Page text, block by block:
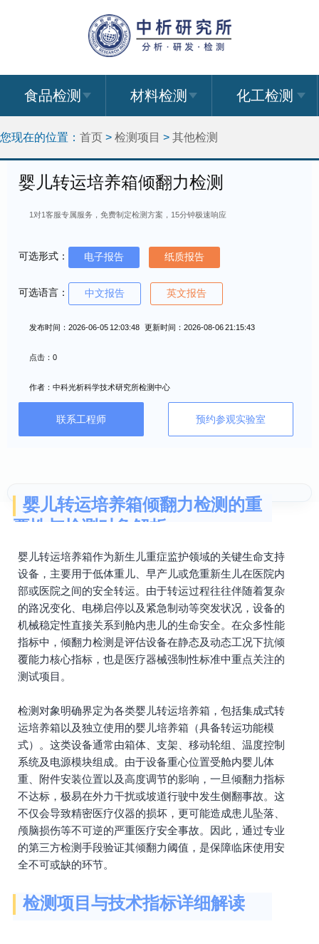
食品检测 材料检测 化工检测
您现在的位置： 首页 > 检测项目 > 其他检测
婴儿转运培养箱倾翻力检测
1对1客服专属服务，免费制定检测方案，15分钟极速响应
可选形式： 电子报告 纸质报告
可选语言： 中文报告 英文报告
发布时间：2026-06-05 12:03:48 更新时间：2026-08-06 21:15:43
点击：0
作者：中科光析科学技术研究所检测中心
联系工程师 预约参观实验室
婴儿转运培养箱倾翻力检测的重
要性与检测对象解析
婴儿转运培养箱作为新生儿重症监护领域的关键生命支持
设备，主要用于低体重儿、早产儿或危重新生儿在医院内
部或医院之间的安全转运。由于转运过程往往伴随着复杂
的路况变化、电梯启停以及紧急制动等突发状况，设备的
机械稳定性直接关系到舱内患儿的生命安全。在众多性能
指标中，倾翻力检测是评估设备在静态及动态工况下抗倾
覆能力核心指标，也是医疗器械强制性标准中重点关注的
测试项目。
检测对象明确界定为各类婴儿转运培养箱，包括集成式转
运培养箱以及独立使用的婴儿培养箱（具备转运功能模
式）。这类设备通常由箱体、支架、移动轮组、温度控制
系统及电源模块组成。由于设备重心位置受舱内婴儿体
重、附件安装位置以及高度调节的影响，一旦倾翻力指标
不达标，极易在外力干扰或坡道行驶中发生侧翻事故。这
不仅会导致精密医疗仪器的损坏，更可能造成患儿坠落、
颅脑损伤等不可逆的严重医疗安全事故。因此，通过专业
的第三方检测手段验证其倾翻力阈值，是保障临床使用安
全不可或缺的环节。
检测项目与技术指标详细解读